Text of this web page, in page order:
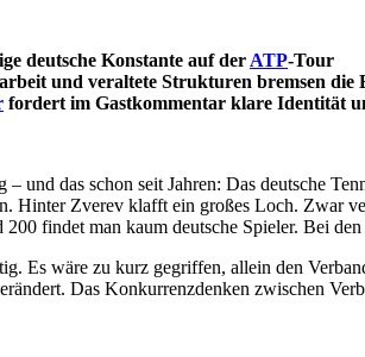
deutsche Konstante auf der ATP-Tour
und veraltete Strukturen bremsen die
fordert im Gastkommentar klare Identität
– und das schon seit Jahren: Das deutsche
Hinter Zverev klafft ein großes Loch. Zwar
findet man kaum deutsche Spieler. Bei
Es wäre zu kurz gegriffen, allein den
Das Konkurrenzdenken zwischen